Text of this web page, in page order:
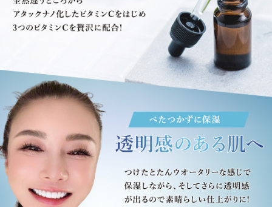
★★★★
さらっとしていて暑い季節でも使いやすいです!お
最高の乳液
2024/08/04 投稿者：せとか おすすめレベル：
★★★★★
デカCのテクスチャー大好きです。ベタつかず最高
です!!
2024/07/19 投稿者：mai おすすめレベル：
★★★★★